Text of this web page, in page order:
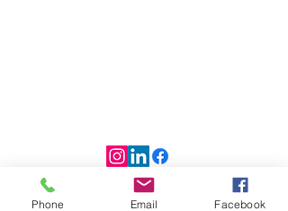
© 2018 by Sonia Di Gennaro
Phone Email Facebook